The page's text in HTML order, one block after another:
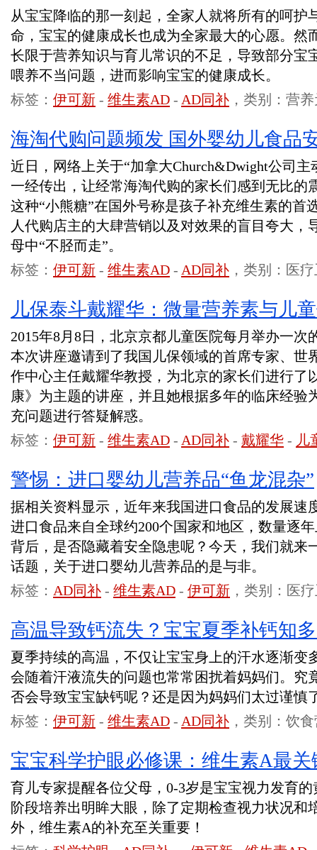
从宝宝降临的那一刻起，全家人就将所有的呵护
命，宝宝的健康成长也成为全家最大的心愿。然
长限于营养知识与育儿常识的不足，导致部分宝
喂养不当问题，进而影响宝宝的健康成长。
标签： 伊可新 - 维生素AD - AD同补 ，类别：营
海淘代购问题频发 国外婴幼儿食品
近日，网络上关于“加拿大Church&Dwight公司
一经传出，让经常海淘代购的家长们感到无比的
这种“小熊糖”在国外号称是孩子补充维生素的首
人代购店主的大肆营销以及对效果的盲目夸大，
母中“不胫而走”。
标签： 伊可新 - 维生素AD - AD同补 ，类别：医
儿保泰斗戴耀华：微量营养素与儿
2015年8月8日，北京京都儿童医院每月举办一次
本次讲座邀请到了我国儿保领域的首席专家、世
作中心主任戴耀华教授，为北京的家长们进行了
康》为主题的讲座，并且她根据多年的临床经验
充问题进行答疑解惑。
标签： 伊可新 - 维生素AD - AD同补 - 戴耀华 - 儿
警惕：进口婴幼儿营养品“鱼龙混杂”
据相关资料显示，近年来我国进口食品的发展速
进口食品来自全球约200个国家和地区，数量逐
背后，是否隐藏着安全隐患呢？今天，我们就来
话题，关于进口婴幼儿营养品的是与非。
标签： AD同补 - 维生素AD - 伊可新 ，类别：医
高温导致钙流失？宝宝夏季补钙知
夏季持续的高温，不仅让宝宝身上的汗水逐渐变
会随着汗液流失的问题也常常困扰着妈妈们。究
否会导致宝宝缺钙呢？还是因为妈妈们太过谨慎
标签： 伊可新 - 维生素AD - AD同补 ，类别：饮
宝宝科学护眼必修课：维生素A最关
育儿专家提醒各位父母，0-3岁是宝宝视力发育
阶段培养出明眸大眼，除了定期检查视力状况和
外，维生素A的补充至关重要！